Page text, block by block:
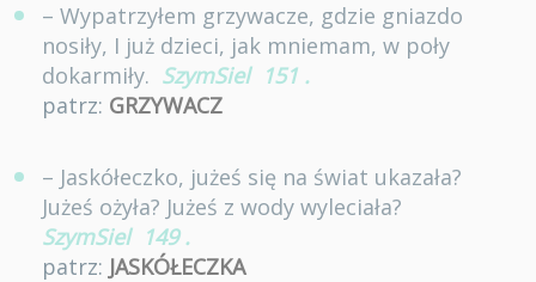
– Wypatrzyłem grzywacze, gdzie gniazdo
nosiły, I już dzieci, jak mniemam, w poły
dokarmiły. SzymSiel 151 .
patrz: GRZYWACZ
– Jaskółeczko, jużeś się na świat ukazała?
Jużeś ożyła? Jużeś z wody wyleciała?
SzymSiel 149 .
patrz: JASKÓŁECZKA